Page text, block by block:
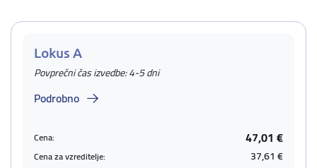
Lokus A
Povprečni čas izvedbe: 4-5 dni
Podrobno
Cena: 47,01 €
Cena za vzreditelje: 37,61 €